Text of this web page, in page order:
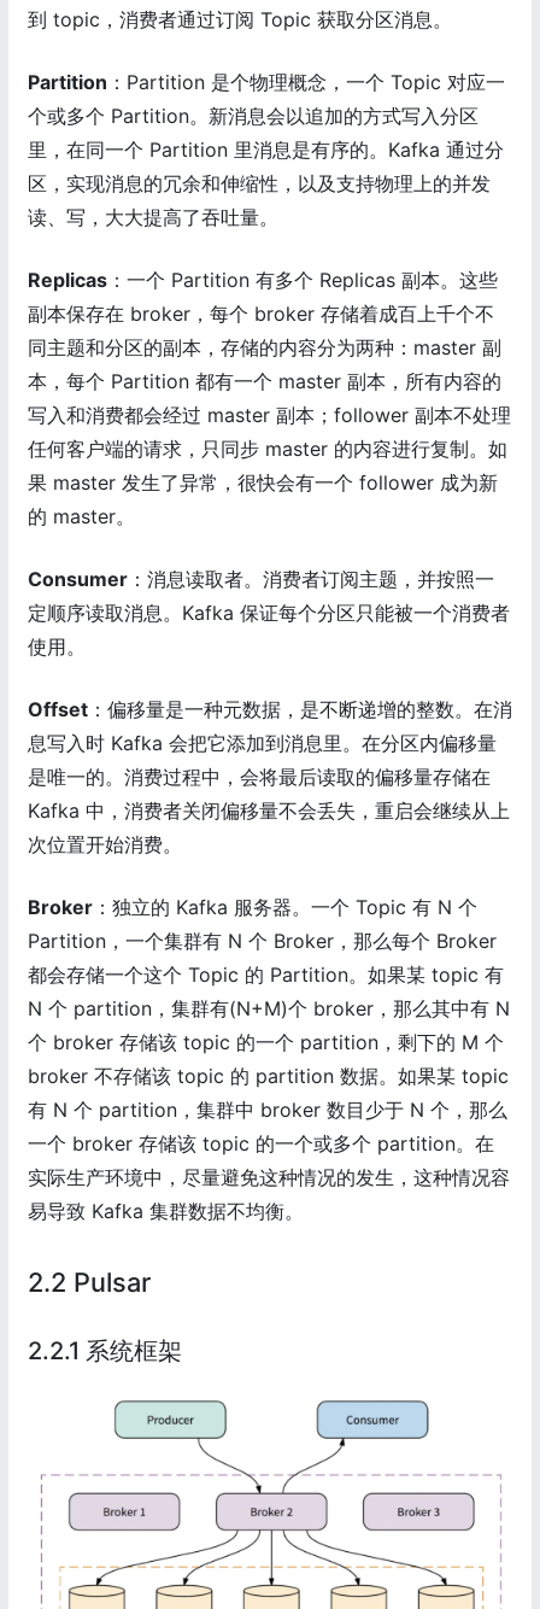
到 topic，消费者通过订阅 Topic 获取分区消息。
Partition ：Partition 是个物理概念，一个 Topic 对应一
个或多个 Partition。新消息会以追加的方式写入分区
里，在同一个 Partition 里消息是有序的。Kafka 通过分
区，实现消息的冗余和伸缩性，以及支持物理上的并发
读、写，大大提高了吞吐量。
Replicas ：一个 Partition 有多个 Replicas 副本。这些
副本保存在 broker，每个 broker 存储着成百上千个不
同主题和分区的副本，存储的内容分为两种：master 副
本，每个 Partition 都有一个 master 副本，所有内容的
写入和消费都会经过 master 副本；follower 副本不处理
任何客户端的请求，只同步 master 的内容进行复制。如
果 master 发生了异常，很快会有一个 follower 成为新
的 master。
Consumer ：消息读取者。消费者订阅主题，并按照一
定顺序读取消息。Kafka 保证每个分区只能被一个消费者
使用。
Offset ：偏移量是一种元数据，是不断递增的整数。在消
息写入时 Kafka 会把它添加到消息里。在分区内偏移量
是唯一的。消费过程中，会将最后读取的偏移量存储在
Kafka 中，消费者关闭偏移量不会丢失，重启会继续从上
次位置开始消费。
Broker ：独立的 Kafka 服务器。一个 Topic 有 N 个
Partition，一个集群有 N 个 Broker，那么每个 Broker
都会存储一个这个 Topic 的 Partition。如果某 topic 有
N 个 partition，集群有(N+M)个 broker，那么其中有 N
个 broker 存储该 topic 的一个 partition，剩下的 M 个
broker 不存储该 topic 的 partition 数据。如果某 topic
有 N 个 partition，集群中 broker 数目少于 N 个，那么
一个 broker 存储该 topic 的一个或多个 partition。在
实际生产环境中，尽量避免这种情况的发生，这种情况容
易导致 Kafka 集群数据不均衡。
2.2 Pulsar
2.2.1 系统框架